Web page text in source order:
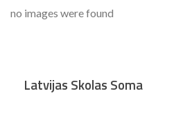
no images were found
Latvijas Skolas Soma